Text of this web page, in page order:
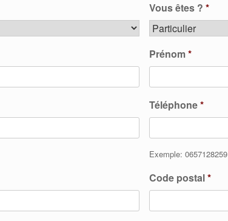
Vous êtes ? *
Prénom*
Téléphone*
Exemple: 0657128259
Code postal*